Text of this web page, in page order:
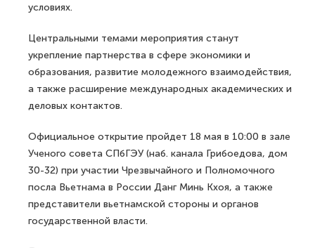
условиях.
Центральными темами мероприятия станут
укрепление партнерства в сфере экономики и
образования, развитие молодежного взаимодействия,
а также расширение международных академических и
деловых контактов.
Официальное открытие пройдет 18 мая в 10:00 в зале
Ученого совета СПбГЭУ (наб. канала Грибоедова, дом
30-32) при участии Чрезвычайного и Полномочного
посла Вьетнама в России Данг Минь Кхоя, а также
представители вьетнамской стороны и органов
государственной власти.